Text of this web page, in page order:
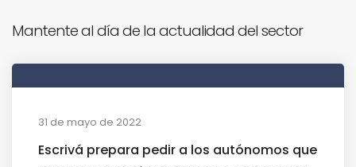
Mantente al día de la actualidad del sector
31 de mayo de 2022
Escrivá prepara pedir a los autónomos que